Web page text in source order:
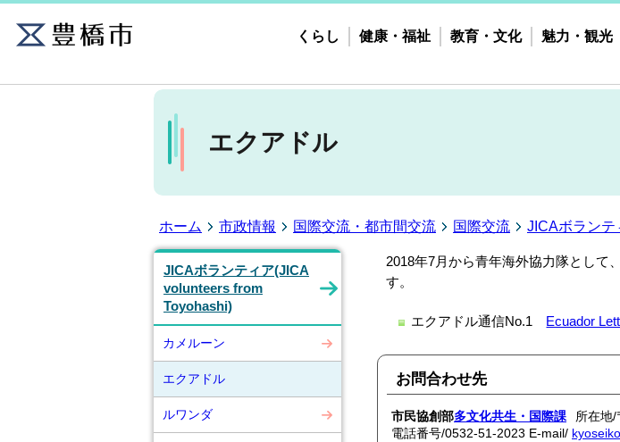
くらし 健康・福祉 教育・文化 魅力・観光
エクアドル
ホーム 市政情報 国際交流・都市間交流 国際交流 JICAボランテ
JICAボランティア(JICA
volunteers from
Toyohashi)
カメルーン
エクアドル
ルワンダ
2018年7月から青年海外協力隊として
す。
エクアドル通信No.1 Ecuador
お問合わせ先
市民協創部多文化共生・国際課
所在地
電話番号/0532-51-2023 E-mail/